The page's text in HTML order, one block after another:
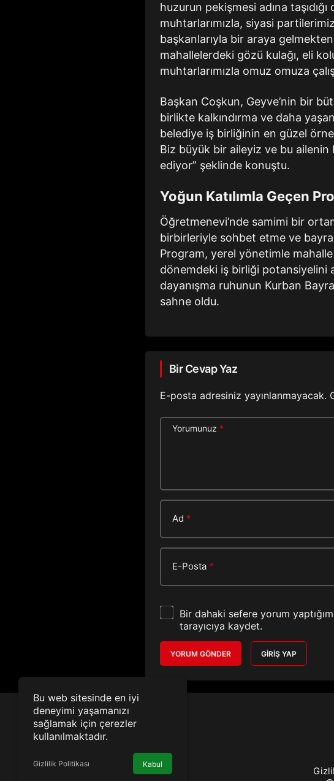
huzurun pekişmesi adına
muhtarlarımızla, siyasi
başkanlarıyla bir araya
mahallelerdeki gözü kulağı, eli
muhtarlarımızla omuz omuza
Başkan Coşkun, Geyve’nin bir
birlikte kalkındırma ve daha
belediye iş birliğinin en güzel
Biz büyük bir aileyiz ve bu
ediyor” şeklinde konuştu.
Yoğun Katılımla Geçen
Öğretmenevi’nde samimi bir
birbirleriyle sohbet etme ve
Program, yerel yönetimle
dönemdeki iş birliği potansiyelini
dayanışma ruhunun Kurban
sahne oldu.
Bir Cevap Yaz
E-posta adresiniz yayınlanmayacak.
Yorumunuz *
Ad *
E-Posta *
Bir dahaki sefere yorum
tarayıcıya kaydet.
YORUM GÖNDER GIRIŞ YAP
Bu web sitesinde en iyi
deneyimi yaşamanızı
sağlamak için çerezler
kullanılmaktadır.
Gizlilik Politikası Kabul